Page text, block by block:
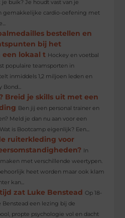
buik? Je houdt vast van je
gemakkelijke cardio-oefening met
bestellen en
bij het
een lokaal t Hockey en voetbal
populaire teamsporten in
inmiddels 1,2 miljoen leden en
Breid je skills uit met een
Ben jij een personal trainer en
Meld je dan nu aan voor een
is Bootcamp eigenlijk? Een...
ruiterkleding voor
In
met verschillende weertypen.
heet worden maar ook klam
kan...
zat Luke Benstead Op 18-
een lezing bij de
propte psychologie vol en dacht